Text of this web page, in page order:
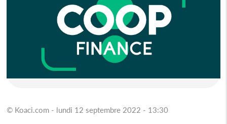
© Koaci.com - lundi 12 septembre 2022 - 13:30